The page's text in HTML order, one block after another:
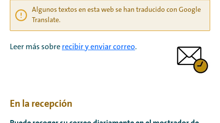
Algunos textos en esta web se han traducido con Google
Translate.
Leer más sobre recibir y enviar correo.
En la recepción